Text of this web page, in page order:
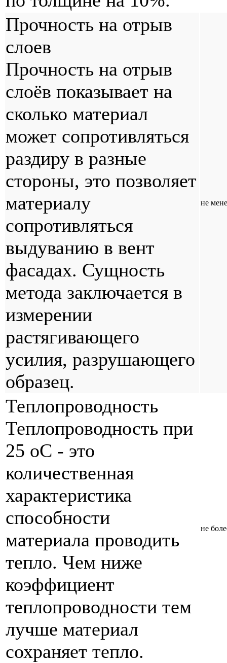
Прочность на отрыв
слоев
Прочность на отрыв
слоёв показывает на
сколько материал
может сопротивляться
раздиру в разные
стороны, это позволяет
материалу
сопротивляться
выдуванию в вент
фасадах. Сущность
метода заключается в
измерении
растягивающего
усилия, разрушающего
образец.
не
Теплопроводность
Теплопроводность при
25 оС - это
количественная
характеристика
способности
материала проводить
тепло. Чем ниже
коэффициент
теплопроводности тем
лучше материал
сохраняет тепло.
не